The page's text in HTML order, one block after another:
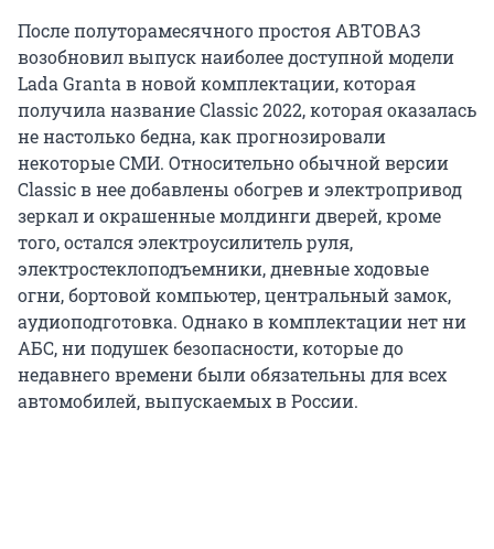
После полуторамесячного простоя АВТОВАЗ
возобновил выпуск наиболее доступной модели
Lada Granta в новой комплектации, которая
получила название Classic 2022, которая оказалась
не настолько бедна, как прогнозировали
некоторые СМИ. Относительно обычной версии
Classic в нее добавлены обогрев и электропривод
зеркал и окрашенные молдинги дверей, кроме
того, остался электроусилитель руля,
электростеклоподъемники, дневные ходовые
огни, бортовой компьютер, центральный замок,
аудиоподготовка. Однако в комплектации нет ни
АБС, ни подушек безопасности, которые до
недавнего времени были обязательны для всех
автомобилей, выпускаемых в России.